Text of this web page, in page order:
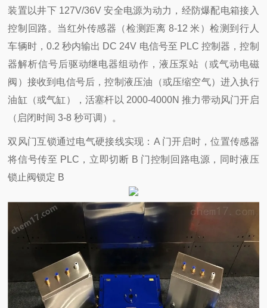
装置以井下 127V/36V 安全电源为动力，经防爆配电箱接入
控制回路。当红外传感器（检测距离 8-12 米）检测到行人
车辆时，0.2 秒内输出 DC 24V 电信号至 PLC 控制器，控制
器解析信号后驱动继电器组动作，液压泵站（或气动电磁
阀）接收到电信号后，控制液压油（或压缩空气）进入执行
油缸（或气缸），活塞杆以 2000-4000N 推力带动风门开启
（启闭时间 3-8 秒可调）。
双风门互锁通过电气硬接线实现：A 门开启时，位置传感器
将信号传至 PLC，立即切断 B 门控制回路电源，同时液压
锁止阀锁定 B